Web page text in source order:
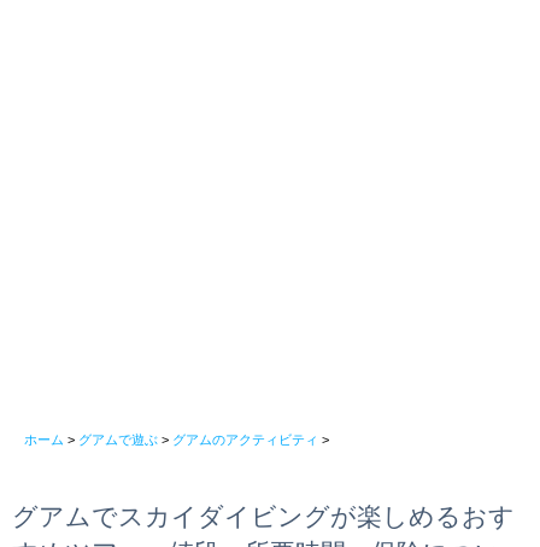
ホーム > グアムで遊ぶ > グアムのアクティビティ >
グアムでスカイダイビングが楽しめるおす